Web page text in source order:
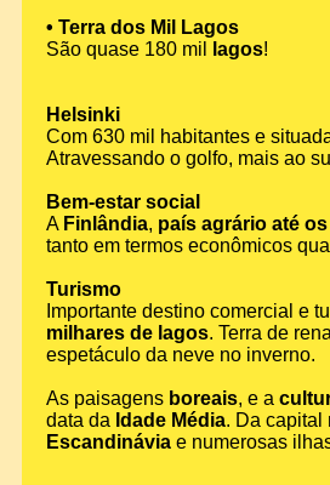
• Terra dos Mil Lagos
São quase 180 mil
lagos!
Helsinki
Com 630 mil habitantes e
Atravessando o golfo, mais ao
Bem-estar social
A Finlândia, país agrário até
tanto em termos econômicos
Turismo
Importante destino comercial e
milhares de lagos. Terra de
espetáculo da neve no inverno.
As paisagens boreais, e a
data da Idade Média. Da capital
Escandinávia e numerosas